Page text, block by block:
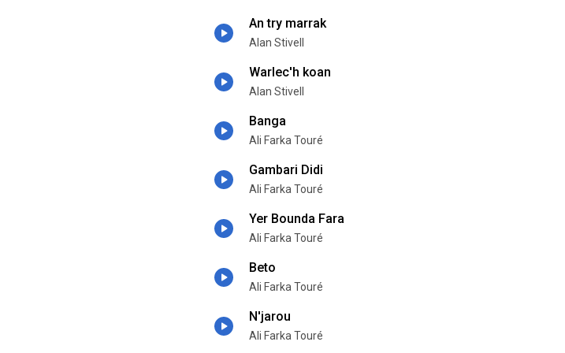
An try marrak
Alan Stivell
Warlec'h koan
Alan Stivell
Banga
Ali Farka Touré
Gambari Didi
Ali Farka Touré
Yer Bounda Fara
Ali Farka Touré
Beto
Ali Farka Touré
N'jarou
Ali Farka Touré